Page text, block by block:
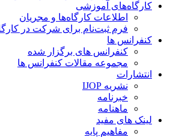
کارگاه‌های آموزشی
اطلاعات کارگاه‌ها و مجریان
فرم ثبت‌نام برای شرکت در کارگاه
کنفرانس ها
کنفرانس های برگزار شده
مجموعه مقالات کنفرانس ها
انتشارات
نشریه IJOP
خبرنامه
ماهنامه
لینک های مفید
مفاهیم پایه